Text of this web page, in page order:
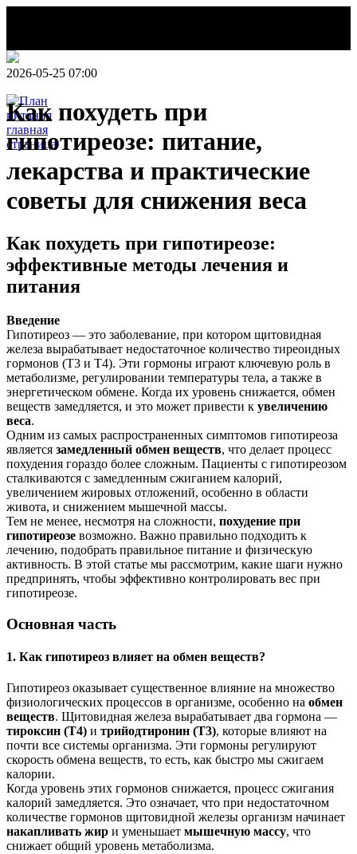
Делаем этот
мир легче!
питания
2026-05-25 07:00
Как похудеть при
гипотиреозе: питание,
лекарства и практические
советы для снижения веса
Как похудеть при гипотиреозе:
эффективные методы лечения и
питания
Введение
Гипотиреоз — это заболевание, при котором щитовидная
железа вырабатывает недостаточное количество тиреоидных
гормонов (Т3 и Т4). Эти гормоны играют ключевую роль в
метаболизме, регулировании температуры тела, а также в
энергетическом обмене. Когда их уровень снижается, обмен
веществ замедляется, и это может привести к увеличению
веса.
Одним из самых распространенных симптомов гипотиреоза
является замедленный обмен веществ, что делает процесс
похудения гораздо более сложным. Пациенты с гипотиреозом
сталкиваются с замедленным сжиганием калорий,
увеличением жировых отложений, особенно в области
живота, и снижением мышечной массы.
Тем не менее, несмотря на сложности, похудение при
гипотиреозе возможно. Важно правильно подходить к
лечению, подобрать правильное питание и физическую
активность. В этой статье мы рассмотрим, какие шаги нужно
предпринять, чтобы эффективно контролировать вес при
гипотиреозе.
Основная часть
1. Как гипотиреоз влияет на обмен веществ?
Гипотиреоз оказывает существенное влияние на множество
физиологических процессов в организме, особенно на обмен
веществ. Щитовидная железа вырабатывает два гормона —
тироксин (Т4) и трийодтиронин (Т3), которые влияют на
почти все системы организма. Эти гормоны регулируют
скорость обмена веществ, то есть, как быстро мы сжигаем
калории.
Когда уровень этих гормонов снижается, процесс сжигания
калорий замедляется. Это означает, что при недостаточном
количестве гормонов щитовидной железы организм начинает
накапливать жир и уменьшает мышечную массу, что
снижает общий уровень метаболизма.